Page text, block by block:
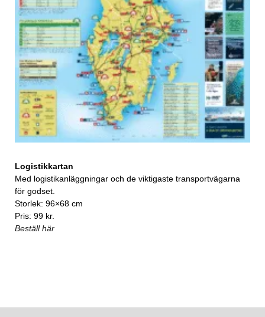
Logistikkartan
Med logistikanläggningar och de viktigaste transportvägarna
för godset.
Storlek: 96×68 cm
Pris: 99 kr.
Beställ här